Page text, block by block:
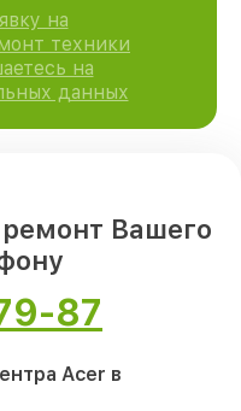
на
техники
на
данных
ремонт Вашего
87
Acer в